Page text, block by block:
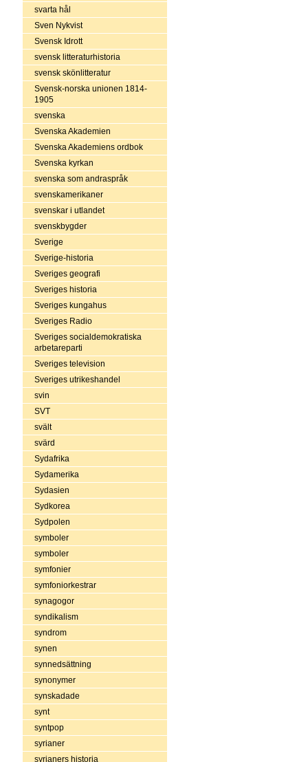
svarta hål
Sven Nykvist
Svensk Idrott
svensk litteraturhistoria
svensk skönlitteratur
Svensk-norska unionen 1814-
1905
svenska
Svenska Akademien
Svenska Akademiens ordbok
Svenska kyrkan
svenska som andraspråk
svenskamerikaner
svenskar i utlandet
svenskbygder
Sverige
Sverige-historia
Sveriges geografi
Sveriges historia
Sveriges kungahus
Sveriges Radio
Sveriges socialdemokratiska
arbetareparti
Sveriges television
Sveriges utrikeshandel
svin
SVT
svält
svärd
Sydafrika
Sydamerika
Sydasien
Sydkorea
Sydpolen
symboler
symboler
symfonier
symfoniorkestrar
synagogor
syndikalism
syndrom
synen
synnedsättning
synonymer
synskadade
synt
syntpop
syrianer
syrianers historia